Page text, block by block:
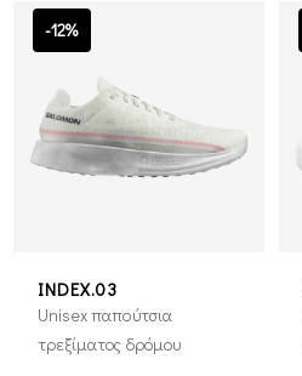
-12%
INDEX.03
Unisex παπούτσια
τρεξίματος δρόμου